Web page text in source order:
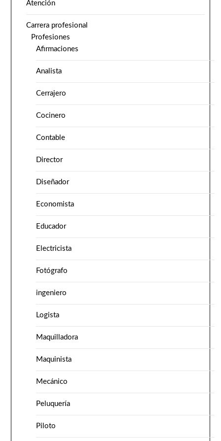
Atención
Carrera profesional
Profesiones
Afirmaciones
Analista
Cerrajero
Cocinero
Contable
Director
Diseñador
Economista
Educador
Electricista
Fotógrafo
ingeniero
Logista
Maquilladora
Maquinista
Mecánico
Peluquería
Piloto